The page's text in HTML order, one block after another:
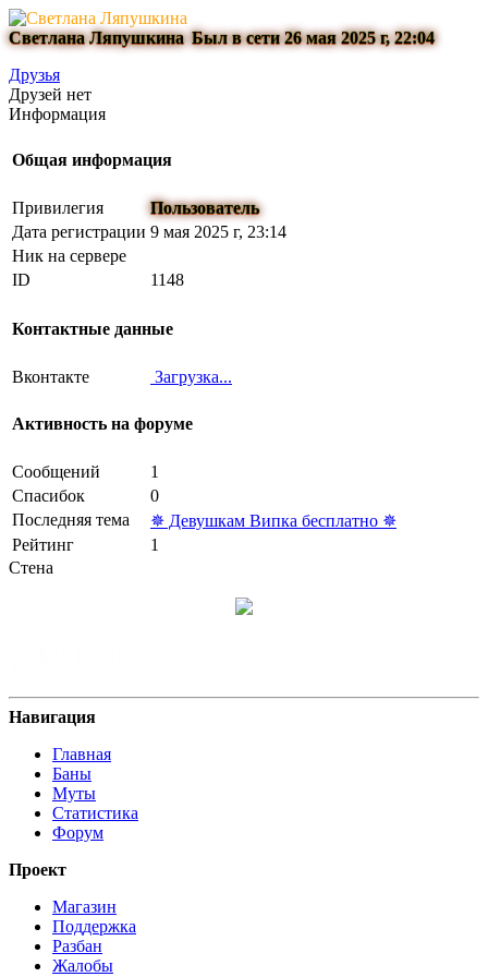
Светлана ЛяпушкинаБыл в сети 26 мая 2025 г, 22:04
Друзья
Друзей нет
Информация
Общая информация
Привилегия
Пользователь
Дата регистрации 9 мая 2025 г, 23:14
Ник на сервере
ID
1148
Контактные данные
Вконтакте Загрузка...
Активность на форуме
Сообщений
1
Спасибок
0
Последняя тема
✵ Девушкам Випка бесплатно ✵
Рейтинг
1
Стена
Навигация
Главная
Баны
Муты
Статистика
Форум
Проект
Магазин
Поддержка
Разбан
Жалобы